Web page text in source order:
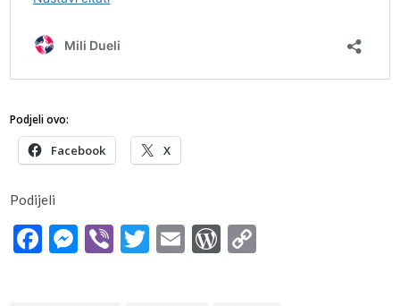
Podjeli ovo:
Facebook X
Podijeli
Facebook
Messenger
ViberTwitter
EmailWordPress